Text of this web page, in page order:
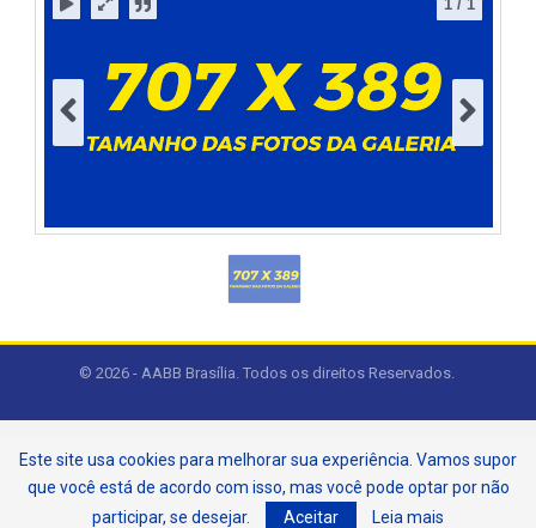
1 / 1
© 2026 - AABB Brasília. Todos os direitos Reservados.
Este site usa cookies para melhorar sua experiência. Vamos supor
que você está de acordo com isso, mas você pode optar por não
participar, se desejar.
Aceitar Leia mais